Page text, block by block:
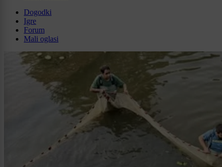
Dogodki
Igre
Forum
Mali oglasi